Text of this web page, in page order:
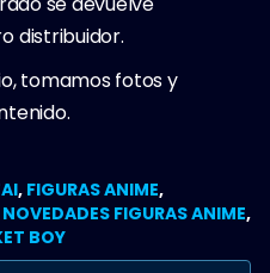
distribuidor.
tomamos fotos y
, FIGURAS ANIME,
NOVEDADES FIGURAS ANIME,
BOY